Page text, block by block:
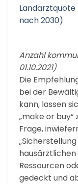
Landarztquote
nach 2030)
Anzahl
01.10.2021)
Die
bei der
kann, lassen
„make or buy“
Frage,
Ressourcen
gedeckt und